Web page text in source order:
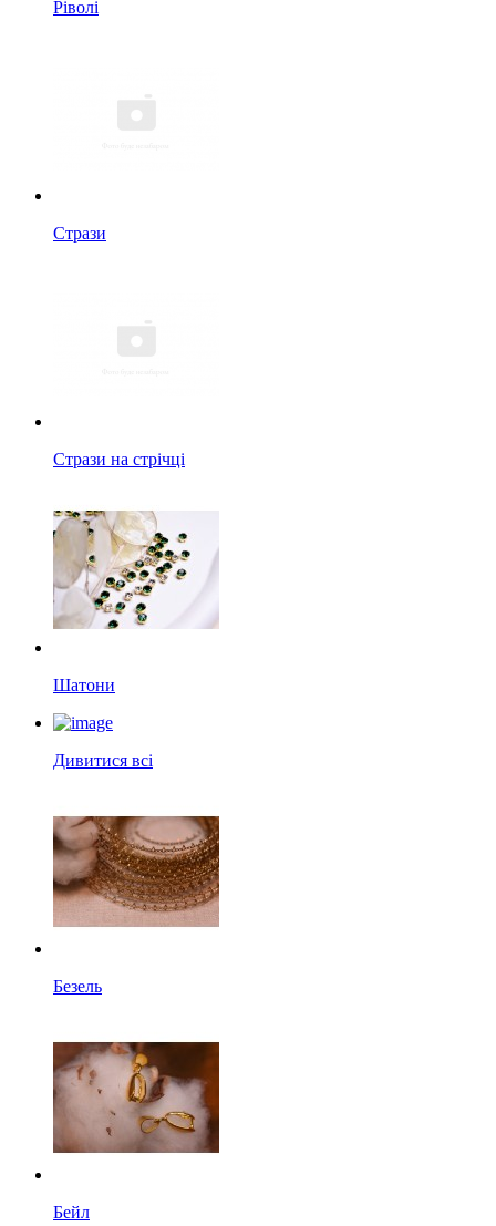
Ріволі
Стрази
Стрази на стрічці
Шатони
Дивитися всі
Безель
Бейл